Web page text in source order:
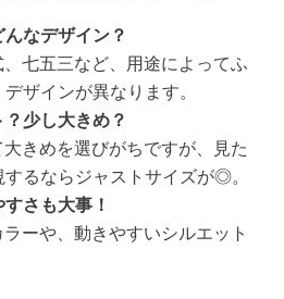
なデザイン？
、七五三など、用途によってふ
ザインが異なります。
少し大きめ？
きめを選びがちですが、見た
するならジャストサイズが◎。
さも大事！
ーや、動きやすいシルエット